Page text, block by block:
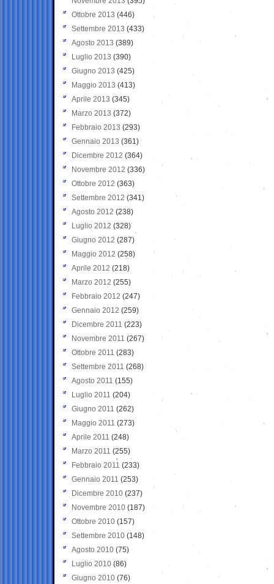
Ottobre 2013 (446)
Settembre 2013 (433)
Agosto 2013 (389)
Luglio 2013 (390)
Giugno 2013 (425)
Maggio 2013 (413)
Aprile 2013 (345)
Marzo 2013 (372)
Febbraio 2013 (293)
Gennaio 2013 (361)
Dicembre 2012 (364)
Novembre 2012 (336)
Ottobre 2012 (363)
Settembre 2012 (341)
Agosto 2012 (238)
Luglio 2012 (328)
Giugno 2012 (287)
Maggio 2012 (258)
Aprile 2012 (218)
Marzo 2012 (255)
Febbraio 2012 (247)
Gennaio 2012 (259)
Dicembre 2011 (223)
Novembre 2011 (267)
Ottobre 2011 (283)
Settembre 2011 (268)
Agosto 2011 (155)
Luglio 2011 (204)
Giugno 2011 (262)
Maggio 2011 (273)
Aprile 2011 (248)
Marzo 2011 (255)
Febbraio 2011 (233)
Gennaio 2011 (253)
Dicembre 2010 (237)
Novembre 2010 (187)
Ottobre 2010 (157)
Settembre 2010 (148)
Agosto 2010 (75)
Luglio 2010 (86)
Giugno 2010 (76)